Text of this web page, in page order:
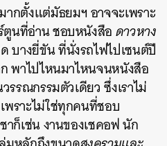
ากตั้งแต่มัธยมฯ อาจจะเพราะ
นที่อ่าน ชอบหนังสือดาวหาง
บางยี่ขัน ที่นั่งรถไฟไปเซนต์ปี
พาไปไหนมาไหนจนหนังสือ
รรณกรรมตัวเดียว ซึ่งเราไม่
ราะไม่ใช่ทุกคนที่ชอบ
าก็เช่น งานของเชคอฟ นัก